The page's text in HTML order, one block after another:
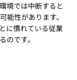
境では中断すると
能性があります。
に慣れている従業
のです。